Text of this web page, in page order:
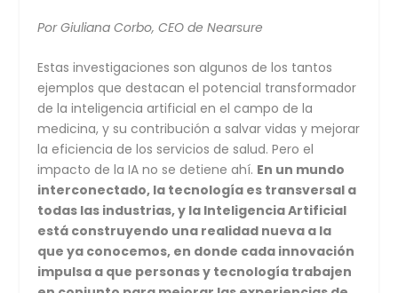
Por Giuliana Corbo, CEO de Nearsure
Estas investigaciones son algunos de los tantos
ejemplos que destacan el potencial transformador
de la inteligencia artificial en el campo de la
medicina, y su contribución a salvar vidas y mejorar
la eficiencia de los servicios de salud. Pero el
impacto de la IA no se detiene ahí. En un mundo
interconectado, la tecnología es transversal a
todas las industrias, y la Inteligencia Artificial
está construyendo una realidad nueva a la
que ya conocemos, en donde cada innovación
impulsa a que personas y tecnología trabajen